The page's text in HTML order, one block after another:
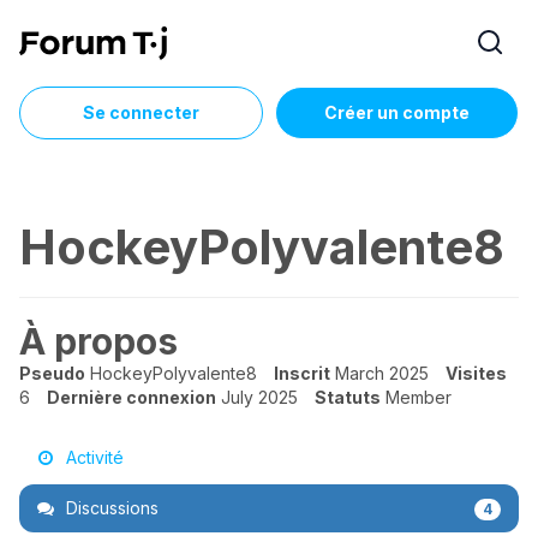
Se connecter Créer un compte
HockeyPolyvalente8
À propos
Pseudo HockeyPolyvalente8 Inscrit March 2025
Visites
6
Dernière connexion July 2025 Statuts Member
Activité
Discussions 4